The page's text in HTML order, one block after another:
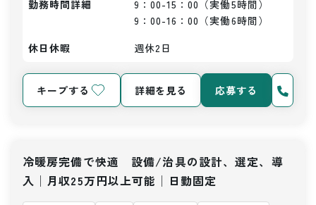
勤務時間詳細
9：00-15：00（実働5時間）
9：00-16：00（実働6時間）
休日休暇
週休2日
キープする 詳細を見る 応募する
冷暖房完備で快適 設備/治具の設計、選定、導
入│月収25万円以上可能│日勤固定